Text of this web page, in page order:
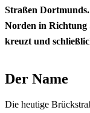
Straßen
Norden in Richtung
kreuzt und
Der Name
Die heutige